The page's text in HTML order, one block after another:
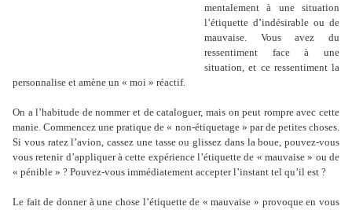
mentalement à une situation
l’étiquette d’indésirable ou de
mauvaise. Vous avez du
ressentiment face à une
situation, et ce ressentiment la
personnalise et amène un « moi » réactif.
On a l’habitude de nommer et de cataloguer, mais on peut rompre avec cette
manie. Commencez une pratique de « non-étiquetage » par de petites choses.
Si vous ratez l’avion, cassez une tasse ou glissez dans la boue, pouvez-vous
vous retenir d’appliquer à cette expérience l’étiquette de « mauvaise » ou de
« pénible » ? Pouvez-vous immédiatement accepter l’instant tel qu’il est ?
Le fait de donner à une chose l’étiquette de « mauvaise » provoque en vous